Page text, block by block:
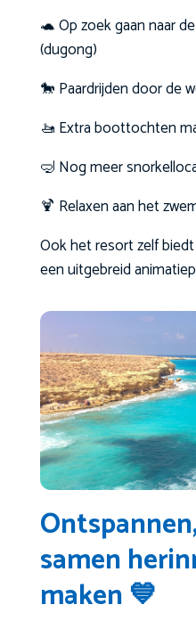
🐢 Op zoek gaan naar
(dugong)
🐎 Paardrijden door de
🚤 Extra boottochten
🤿 Nog meer
🍹 Relaxen aan het
Ook het resort zelf
een uitgebreid
samen
maken 💙